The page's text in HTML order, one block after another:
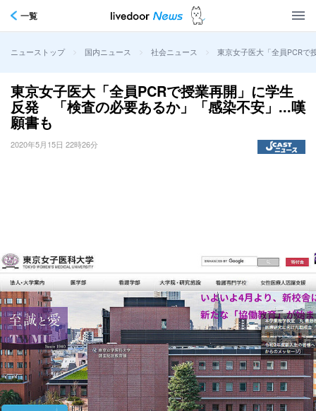
一覧
ニューストップ > 国内ニュース > 社会ニュース > 東京女子医大「全員PCR
東京女子医大「全員PCRで授業再開」に学生
反発 「検査の必要あるか」「感染不安」...嘆
願書も
2020年5月15日 22時26分